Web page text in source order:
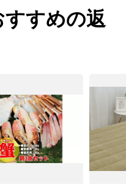
随筆や紀行の中でも、
松原」「大津の浦」の
術を導入した毛布の製
た。
占める「日本一の毛布の
ドに素早く対応できる
しました。
りを持った付加価値の
すすめの返